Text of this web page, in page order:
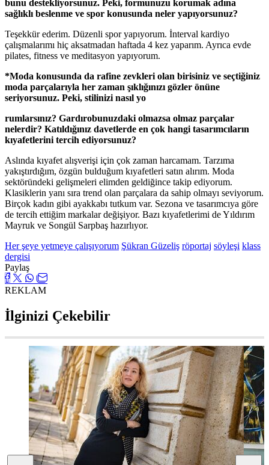
bunu destekliyorsunuz. Peki, formunuzu korumak adına
sağlıklı beslenme ve spor konusunda neler yapıyorsunuz?
Teşekkür ederim. Düzenli spor yapıyorum. İnterval kardiyo
çalışmalarımı hiç aksatmadan haftada 4 kez yaparım. Ayrıca evde
pilates, fitness ve meditasyon yapıyorum.
*Moda konusunda da rafine zevkleri olan birisiniz ve seçtiğiniz
moda parçalarıyla her zaman şıklığınızı gözler önüne
seriyorsunuz. Peki, stilinizi nasıl yo
rumlarsınız? Gardırobunuzdaki olmazsa olmaz parçalar
nelerdir? Katıldığınız davetlerde en çok hangi tasarımcıların
kıyafetlerini tercih ediyorsunuz?
Aslında kıyafet alışverişi için çok zaman harcamam. Tarzıma
yakıştırdığım, özgün bulduğum kıyafetleri satın alırım. Moda
sektöründeki gelişmeleri elimden geldiğince takip ediyorum.
Klasiklerin yanı sıra trend olan parçalara da sahip olmayı seviyorum.
Birçok kadın gibi ayakkabı tutkum var. Sezona ve tasarımcıya göre
de tercih ettiğim markalar değişiyor. Bazı kıyafetlerimi de Yıldırım
Mayruk ve Songül Sarpbaş hazırlıyor.
Her şeye yetmeye çalışıyorum Şükran Güzeliş röportaj söyleşi klass
dergisi
Paylaş
REKLAM
İlginizi Çekebilir